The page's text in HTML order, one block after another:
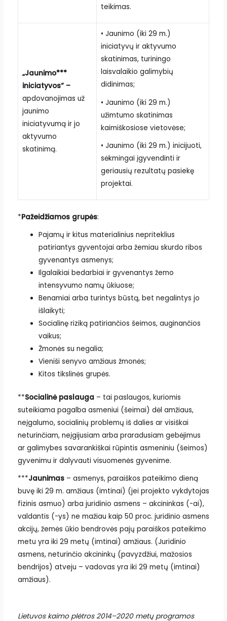
teikimas.
„Jaunimo***
iniciatyvos“ –
apdovanojimas už
jaunimo
iniciatyvumą ir jo
aktyvumo
skatinimą.
• Jaunimo (iki 29 m.)
iniciatyvų ir aktyvumo
skatinimas, turiningo
laisvalaikio galimybių
didinimas;
• Jaunimo (iki 29 m.)
užimtumo skatinimas
kaimiškosiose vietovėse;
• Jaunimo (iki 29 m.) inicijuoti,
sėkmingai įgyvendinti ir
geriausių rezultatų pasiekę
projektai.
*Pažeidžiamos grupės:
Pajamų ir kitus materialinius nepriteklius
patiriantys gyventojai arba žemiau skurdo ribos
gyvenantys asmenys;
Ilgalaikiai bedarbiai ir gyvenantys žemo
intensyvumo namų ūkiuose;
Benamiai arba turintys būstą, bet negalintys jo
išlaikyti;
Socialinę riziką patiriančios šeimos, auginančios
vaikus;
Žmonės su negalia;
Vieniši senyvo amžiaus žmonės;
Kitos tikslinės grupės.
**Socialinė paslauga– tai paslaugos, kuriomis
suteikiama pagalba asmeniui (šeimai) dėl amžiaus,
neįgalumo, socialinių problemų iš dalies ar visiškai
neturinčiam, neįgijusiam arba praradusiam gebėjimus
ar galimybes savarankiškai rūpintis asmeniniu (šeimos)
gyvenimu ir dalyvauti visuomenės gyvenime.
***Jaunimas– asmenys, paraiškos pateikimo dieną
buvę iki 29 m. amžiaus (imtinai) (jei projekto vykdytojas
fizinis asmuo) arba juridinio asmens – akcininkas (-ai),
valdantis (-ys) ne mažiau kaip 50 proc. juridinio asmens
akcijų, žemės ūkio bendrovės pajų paraiškos pateikimo
metu yra iki 29 metų (imtinai) amžiaus. (Juridinio
asmens, neturinčio akcininkų (pavyzdžiui, mažosios
bendrijos) atveju – vadovas yra iki 29 metų (imtinai)
amžiaus).
Lietuvos kaimo plėtros 2014–2020 metų programos